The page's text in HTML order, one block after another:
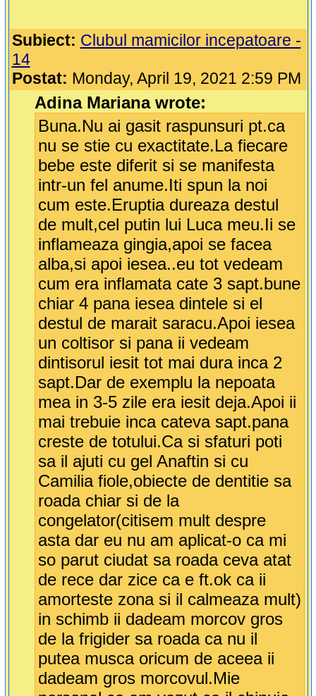
Subiect: Clubul mamicilor incepatoare -
14
Postat: Monday, April 19, 2021 2:59 PM
Adina Mariana wrote:
Buna.Nu ai gasit raspunsuri pt.ca
nu se stie cu exactitate.La fiecare
bebe este diferit si se manifesta
intr-un fel anume.Iti spun la noi
cum este.Eruptia dureaza destul
de mult,cel putin lui Luca meu.Ii se
inflameaza gingia,apoi se facea
alba,si apoi iesea..eu tot vedeam
cum era inflamata cate 3 sapt.bune
chiar 4 pana iesea dintele si el
destul de marait saracu.Apoi iesea
un coltisor si pana ii vedeam
dintisorul iesit tot mai dura inca 2
sapt.Dar de exemplu la nepoata
mea in 3-5 zile era iesit deja.Apoi ii
mai trebuie inca cateva sapt.pana
creste de totului.Ca si sfaturi poti
sa il ajuti cu gel Anaftin si cu
Camilia fiole,obiecte de dentitie sa
roada chiar si de la
congelator(citisem mult despre
asta dar eu nu am aplicat-o ca mi
so parut ciudat sa roada ceva atat
de rece dar zice ca e ft.ok ca ii
amorteste zona si il calmeaza mult)
in schimb ii dadeam morcov gros
de la frigider sa roada ca nu il
putea musca oricum de aceea ii
dadeam gros morcovul.Mie